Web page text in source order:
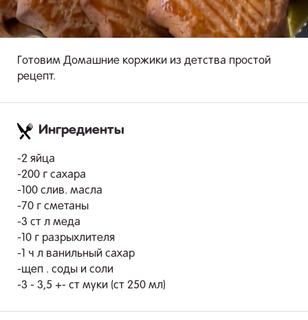
Готовим Домашние коржики из детства простой
рецепт.
Ингредиенты
-2 яйца
-200 г сахара
-100 слив. масла
-70 г сметаны
-3 ст л меда
-10 г разрыхлителя
-1 ч л ванильный сахар
-щеп . соды и соли
-3 - 3,5 +- ст муки (ст 250 мл)